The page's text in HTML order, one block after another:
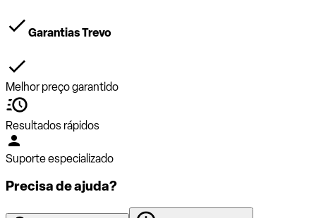
Garantias Trevo
Melhor preço garantido
Resultados rápidos
Suporte especializado
Precisa de ajuda?